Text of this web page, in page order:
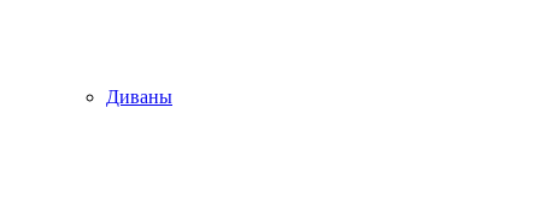
Диваны